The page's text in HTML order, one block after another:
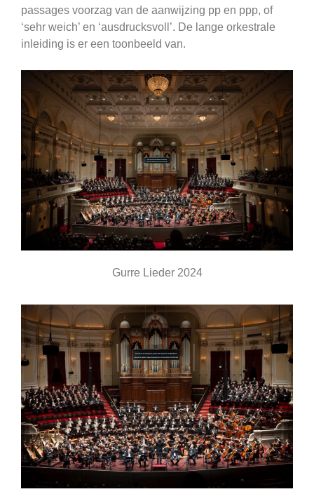
passages voorzag van de aanwijzing pp en ppp, of
‘sehr weich’ en ‘ausdrucksvoll’. De lange orkestrale
inleiding is er een toonbeeld van.
Gurre Lieder 2024